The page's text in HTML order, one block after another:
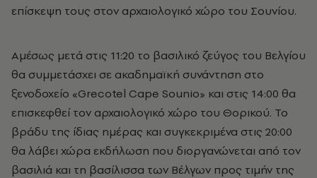
επίσκεψη τους στον αρχαιολογικό χώρο του Σουνίου.
Αμέσως μετά στις 11:20 το βασιλικό ζεύγος του Βελγίου
θα συμμετάσχει σε ακαδημαϊκή συνάντηση στο
ξενοδοχείο «Grecotel Cape Sounio» και στις 14:00 θα
επισκεφθεί τον αρχαιολογικό χώρο του Θορικού. Το
βράδυ της ίδιας ημέρας και συγκεκριμένα στις 20:00
θα λάβει χώρα εκδήλωση που διοργανώνεται από τον
βασιλιά και τη βασίλισσα των Βέλγων προς τιμήν της